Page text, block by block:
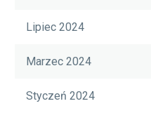
Lipiec 2024
Marzec 2024
Styczeń 2024